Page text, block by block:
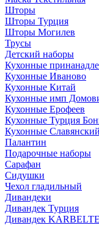
Шторы
Шторы Турция
Шторы Могилев
Трусы
Детский наборы
Кухонные
Кухонные Иваново
Кухонные Китай
Кухонные имп
Кухонные Ерофеев
Кухонные Турция
Кухонные
Палантин
Подарочные наборы
Сарафан
Сидушки
Чехол гладильный
Дивандеки
Дивандек Турция
Дивандек